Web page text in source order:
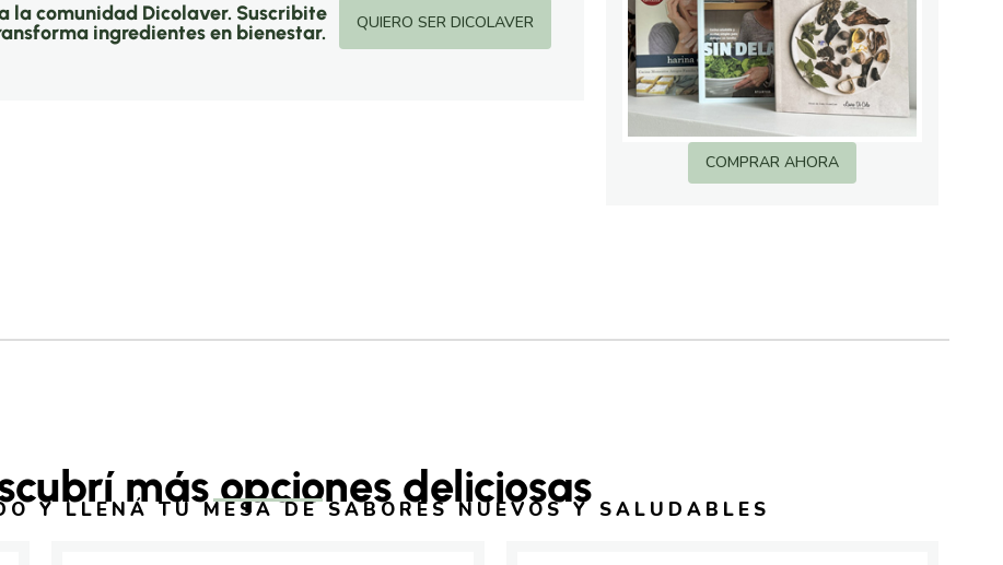
la comunidad Dicolaver. Suscribite
ingredientes en bienestar.
QUIERO SER DICOLAVER
COMPRAR AHORA
más opciones deliciosas
Y LLENÁ TU MESA DE SABORES NUEVOS Y SALUDABLES